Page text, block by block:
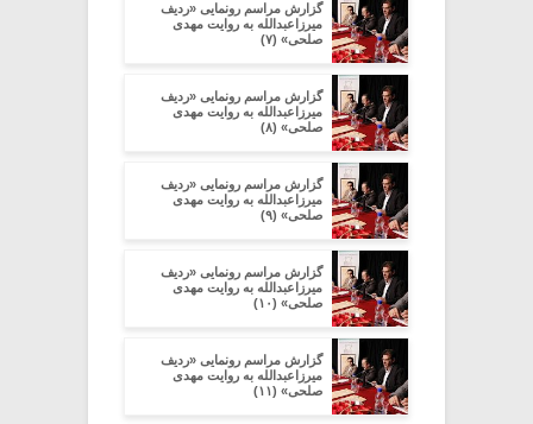
گزارش مراسم رونمایی «ردیف
میرزاعبدالله به روایت مهدی
صلحی» (۷)
گزارش مراسم رونمایی «ردیف
میرزاعبدالله به روایت مهدی
صلحی» (۸)
گزارش مراسم رونمایی «ردیف
میرزاعبدالله به روایت مهدی
صلحی» (۹)
گزارش مراسم رونمایی «ردیف
میرزاعبدالله به روایت مهدی
صلحی» (۱۰)
گزارش مراسم رونمایی «ردیف
میرزاعبدالله به روایت مهدی
صلحی» (۱۱)